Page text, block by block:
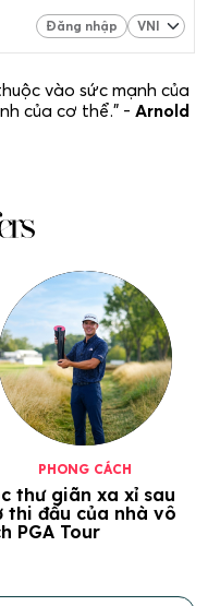
Đăng nhập
vào sức mạnh của
của cơ thể." - Arnold
PHONG CÁCH
thư giãn xa xỉ sau
thi đấu của nhà vô
PGA Tour